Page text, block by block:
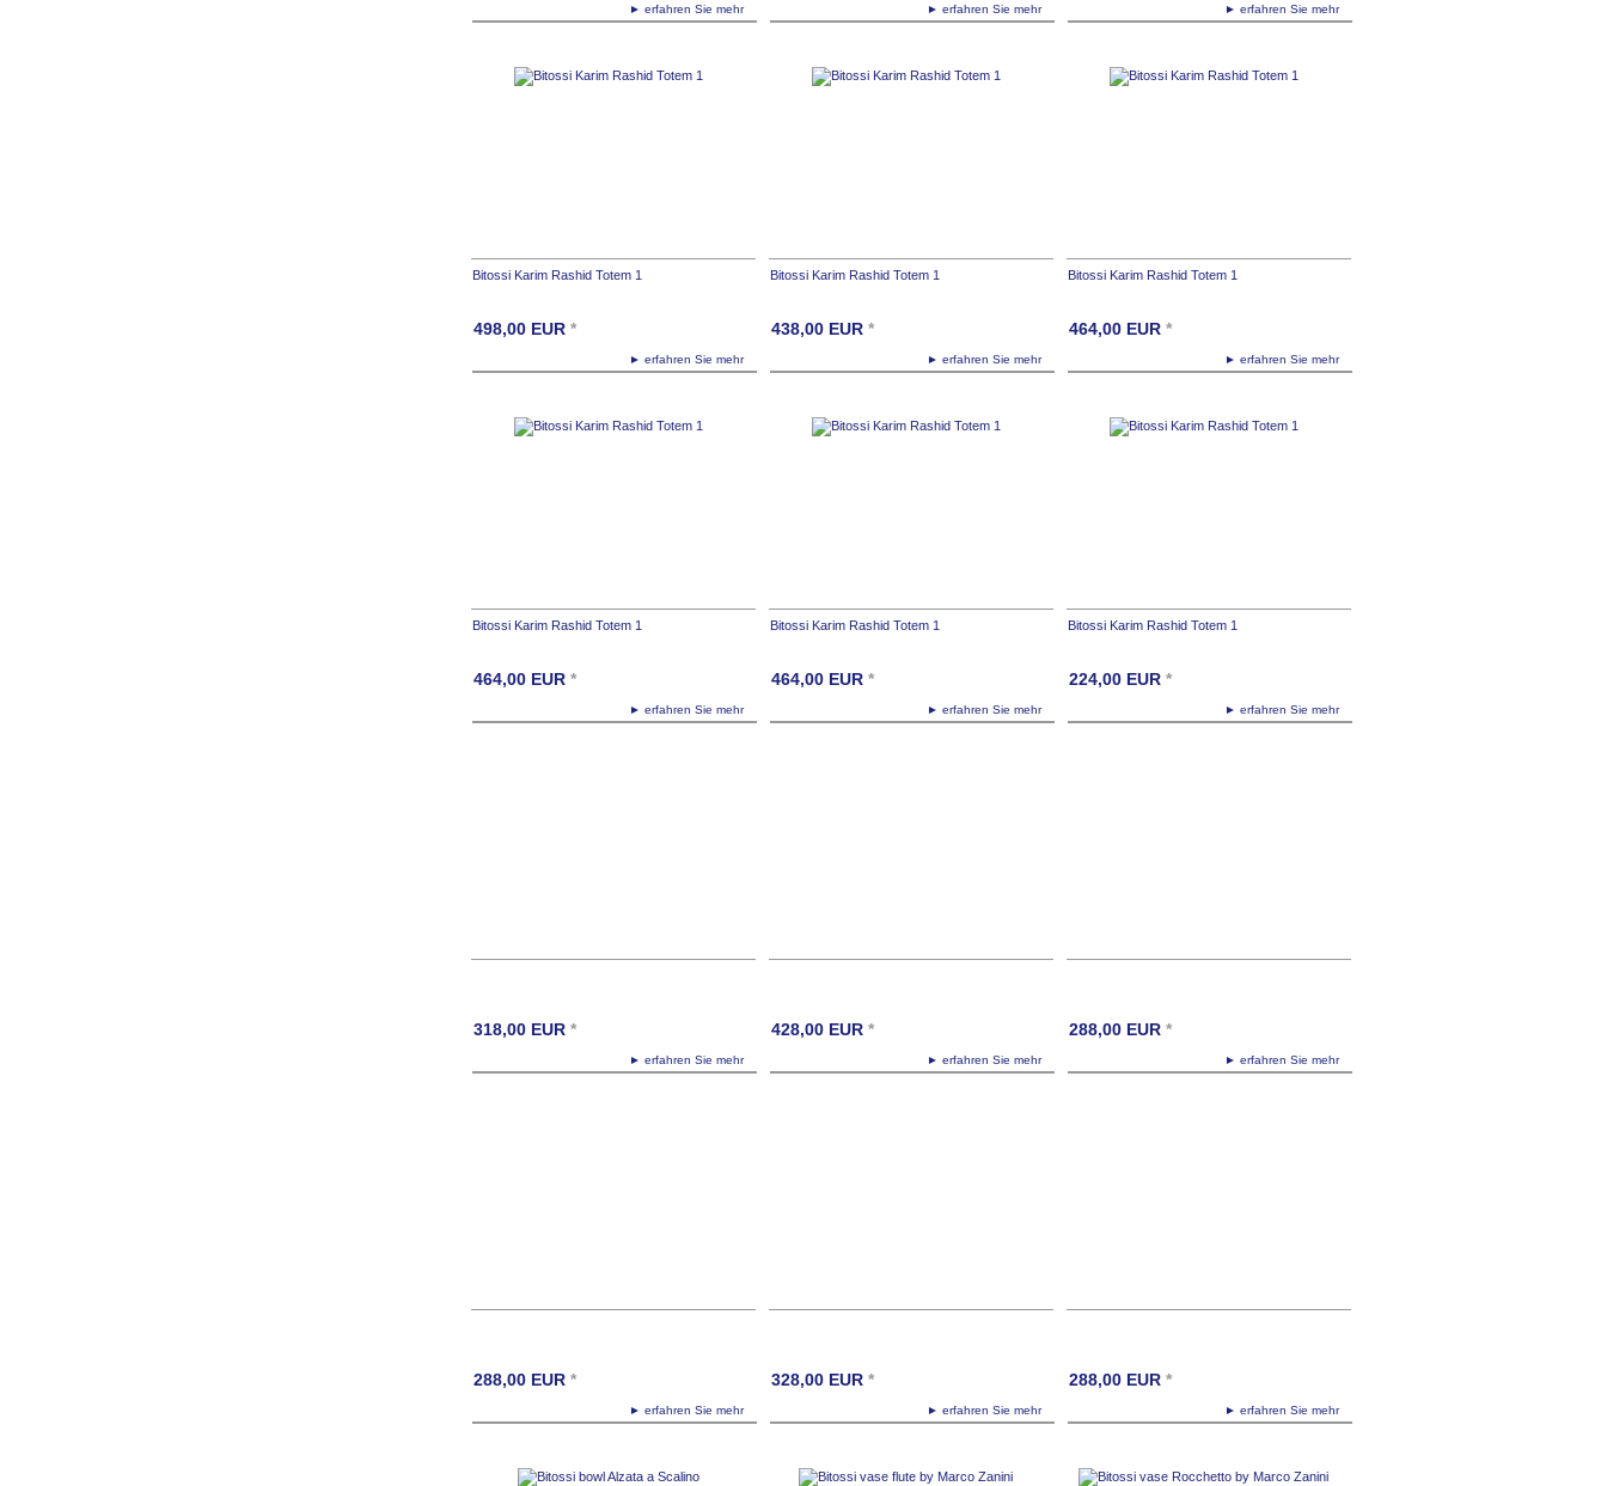
► erfahren Sie mehr ► erfahren Sie mehr ► erfahren Sie mehr
Bitossi Karim Rashid Totem 1
► erfahren Sie mehr
498,00 EUR *
Bitossi Karim Rashid Totem 1
► erfahren Sie mehr
438,00 EUR *
Bitossi Karim Rashid Totem 1
► erfahren Sie mehr
464,00 EUR *
Bitossi Karim Rashid Totem 1
► erfahren Sie mehr
464,00 EUR *
Bitossi Karim Rashid Totem 1
► erfahren Sie mehr
464,00 EUR *
Bitossi Karim Rashid Totem 1
► erfahren Sie mehr
224,00 EUR *
► erfahren Sie mehr
318,00 EUR *
► erfahren Sie mehr
428,00 EUR *
► erfahren Sie mehr
288,00 EUR *
► erfahren Sie mehr
288,00 EUR *
► erfahren Sie mehr
328,00 EUR *
► erfahren Sie mehr
288,00 EUR *